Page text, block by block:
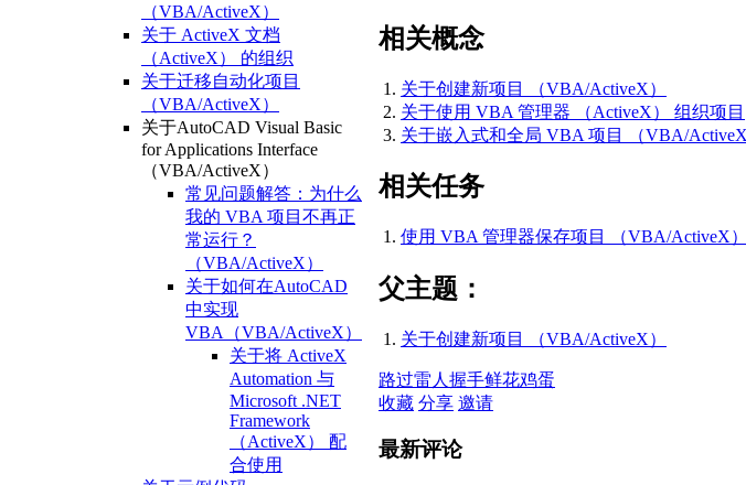
（VBA/ActiveX）
关于 ActiveX 文档
（ActiveX） 的组织
关于迁移自动化项目
（VBA/ActiveX）
关于AutoCAD Visual Basic
for Applications Interface
（VBA/ActiveX）
常见问题解答：为什么
我的 VBA 项目不再正
常运行？
（VBA/ActiveX）
关于如何在AutoCAD
中实现
VBA（VBA/ActiveX）
关于将 ActiveX
Automation 与
Microsoft .NET
Framework
（ActiveX） 配
合使用
相关概念
关于创建新项目 （VBA/ActiveX）
关于使用 VBA 管理器 （ActiveX） 组织项目
关于嵌入式和全局 VBA 项目 （VBA/ActiveX
相关任务
使用 VBA 管理器保存项目 （VBA/ActiveX）
父主题：
关于创建新项目 （VBA/ActiveX）
路过雷人 握手鲜花鸡蛋
收藏 分享 邀请
最新评论